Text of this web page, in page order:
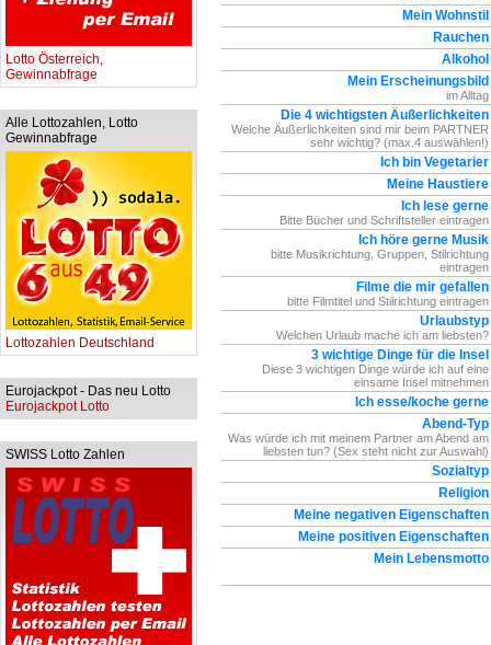
Lotto Österreich,
Gewinnabfrage
Alle Lottozahlen, Lotto
Gewinnabfrage
Lottozahlen Deutschland
Eurojackpot - Das neu Lotto
Eurojackpot Lotto
SWISS Lotto Zahlen
Mein Wohnstil
Rauchen
Alkohol
Mein Erscheinungsbild
im Alltag
Die 4 wichtigsten Äußerlichkeiten
Welche Äußerlichkeiten sind mir beim PARTNER
sehr wichtig? (max.4 auswählen!)
Ich bin Vegetarier
Meine Haustiere
Ich lese gerne
Bitte Bücher und Schriftsteller eintragen
Ich höre gerne Musik
bitte Musikrichtung, Gruppen, Stilrichtung
eintragen
Filme die mir gefallen
bitte Filmtitel und Stilrichtung eintragen
Urlaubstyp
Welchen Urlaub mache ich am liebsten?
3 wichtige Dinge für die Insel
Diese 3 wichtigen Dinge würde ich auf eine
einsame Insel mitnehmen
Ich esse/koche gerne
Abend-Typ
Was würde ich mit meinem Partner am Abend am
liebsten tun? (Sex steht nicht zur Auswahl)
Sozialtyp
Religion
Meine negativen Eigenschaften
Meine positiven Eigenschaften
Mein Lebensmotto